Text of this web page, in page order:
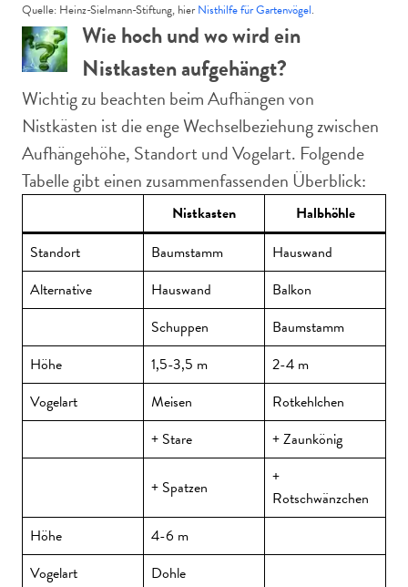
Quelle: Heinz-Sielmann-Stiftung, hierNisthilfe für Gartenvögel.
Wie hoch und wo wird ein
Nistkasten aufgehängt?
Wichtig zu beachten beim Aufhängen von
Nistkästen ist die enge Wechselbeziehung zwischen
Aufhängehöhe, Standort und Vogelart. Folgende
Tabelle gibt einen zusammenfassenden Überblick:
Nistkasten
Halbhöhle
Standort
Baumstamm
Hauswand
Alternative
Hauswand
Balkon
Schuppen
Baumstamm
Höhe
1,5-3,5 m
2-4 m
Vogelart
Meisen
Rotkehlchen
+ Stare
+ Zaunkönig
+ Spatzen
+
Rotschwänzchen
Höhe
4-6 m
Vogelart
Dohle